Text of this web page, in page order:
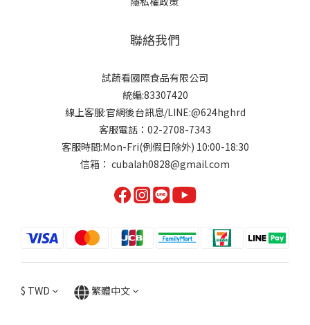
聯絡我們
試蔬看國際食品有限公司
統編:83307420
線上客服:官網後台訊息/LINE:@624hghrd
客服電話：02-2708-7343
客服時間:Mon-Fri(例假日除外) 10:00-18:30
信箱： cubalah0828@gmail.com
$ TWD 繁體中文